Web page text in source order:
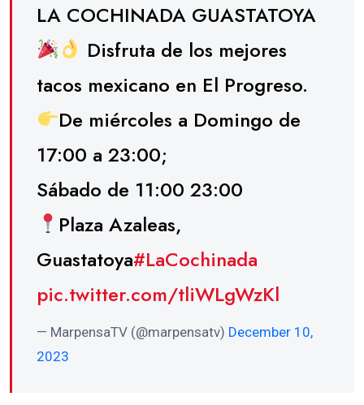
LA COCHINADA GUASTATOYA
Disfruta de los mejores
tacos mexicano en El Progreso.
De miércoles a Domingo de
17:00 a 23:00;
Sábado de 11:00 23:00
Plaza Azaleas,
Guastatoya#LaCochinada
pic.twitter.com/tliWLgWzKl
— MarpensaTV (@marpensatv) December 10,
2023